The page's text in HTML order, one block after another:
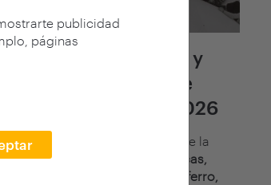
publicidad
páginas
Fallo del jurado y
adjudicación de
arquia/becas 2026
El jurado del concurso de la
XXVII edición arquia/becas,
Bet Capdeferro,